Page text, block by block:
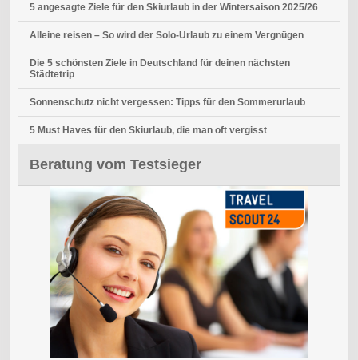
5 angesagte Ziele für den Skiurlaub in der Wintersaison 2025/26
Alleine reisen – So wird der Solo-Urlaub zu einem Vergnügen
Die 5 schönsten Ziele in Deutschland für deinen nächsten
Städtetrip
Sonnenschutz nicht vergessen: Tipps für den Sommerurlaub
5 Must Haves für den Skiurlaub, die man oft vergisst
Beratung vom Testsieger